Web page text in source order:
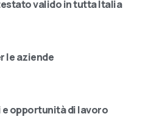
valido in tutta Italia
le aziende
e opportunità di lavoro